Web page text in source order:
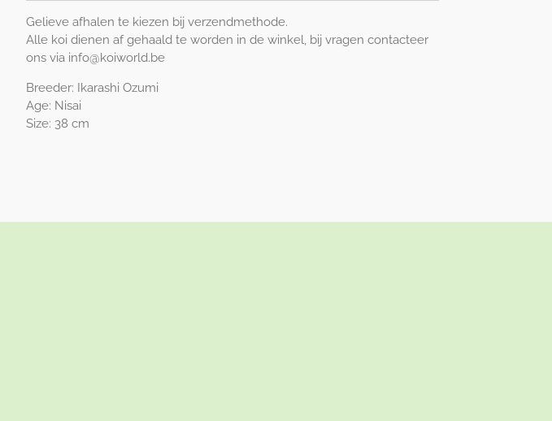
Gelieve afhalen te kiezen bij verzendmethode.
Alle koi dienen af gehaald te worden in de winkel, bij vragen contacteer
ons via info@koiworld.be
Breeder: Ikarashi Ozumi
Age: Nisai
Size: 38 cm